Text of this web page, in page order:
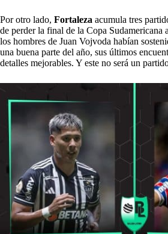
Por otro lado, Fortaleza acumula tres
de perder la final de la Copa Sudamericana
los hombres de Juan Vojvoda habían
una buena parte del año, sus últimos
detalles mejorables. Y este no será un